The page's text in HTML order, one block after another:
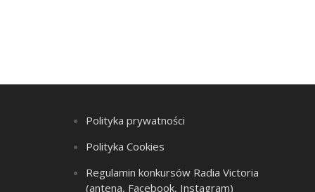
Polityka prywatności
Polityka Cookies
Regulamin konkursów Radia Victoria
(antena, Facebook, Instagram)